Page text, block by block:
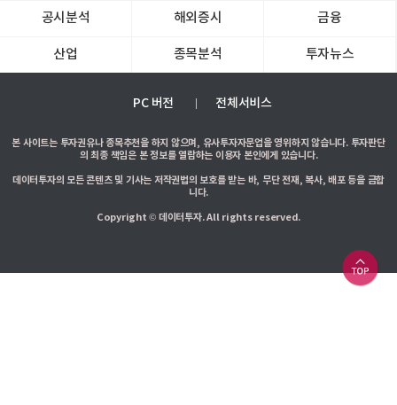
공시분석 해외증시 금융
산업 종목분석 투자뉴스
PC 버전 전체서비스
본 사이트는 투자권유나 종목추천을 하지 않으며, 유사투자자문업을 영위하지 않습니다. 투자판단
의 최종 책임은 본 정보를 열람하는 이용자 본인에게 있습니다.
데이터투자의 모든 콘텐츠 및 기사는 저작권법의 보호를 받는 바, 무단 전재, 복사, 배포 등을 금합
니다.
Copyright © 데이터투자. All rights reserved.